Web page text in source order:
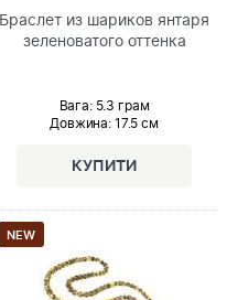
Браслет из шариков янтаря
зеленоватого оттенка
Вага: 5.3 грам
Довжина: 17.5 см
NEW